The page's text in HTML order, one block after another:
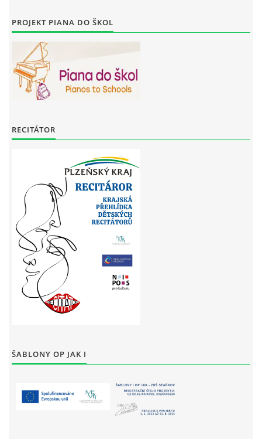
PROJEKT PIANA DO ŠKOL
RECITÁTOR
ŠABLONY OP JAK I